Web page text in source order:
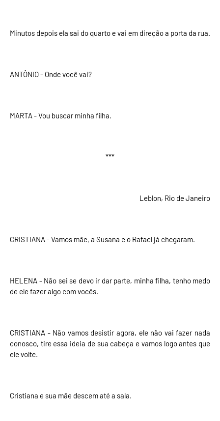
Minutos depois ela sai do quarto e vai em direção a porta da rua.
ANTÔNIO - Onde você vai?
MARTA - Vou buscar minha filha.
***
Leblon, Rio de Janeiro
CRISTIANA - Vamos mãe, a Susana e o Rafael já chegaram.
HELENA - Não sei se devo ir dar parte, minha filha, tenho medo
de ele fazer algo com vocês.
CRISTIANA - Não vamos desistir agora, ele não vai fazer nada
conosco, tire essa ideia de sua cabeça e vamos logo antes que
ele volte.
Cristiana e sua mãe descem até a sala.